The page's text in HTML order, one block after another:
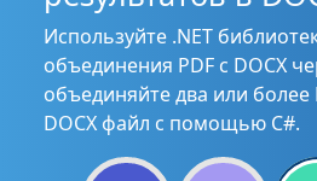
Используйте .NET
объединения PDF с DOCX
объединяйте два или более
DOCX файл с помощью C#.